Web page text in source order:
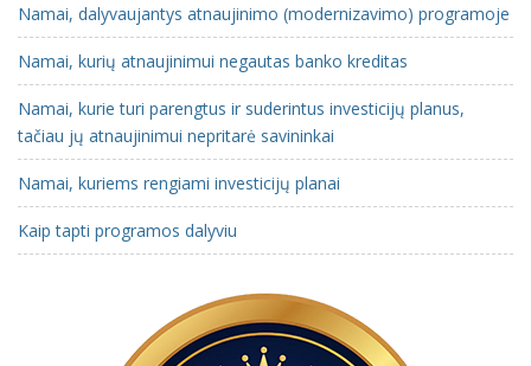
Namai, dalyvaujantys atnaujinimo (modernizavimo) programoje
Namai, kurių atnaujinimui negautas banko kreditas
Namai, kurie turi parengtus ir suderintus investicijų planus,
tačiau jų atnaujinimui nepritarė savininkai
Namai, kuriems rengiami investicijų planai
Kaip tapti programos dalyviu